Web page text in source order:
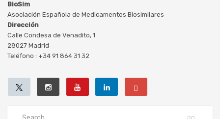
BioSim
Asociación Española de Medicamentos Biosimilares
Dirección
Calle Condesa de Venadito, 1
28027 Madrid
Teléfono : +34 91 864 31 32